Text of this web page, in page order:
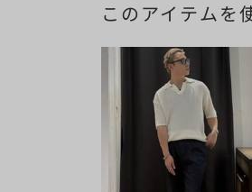
このアイテムを